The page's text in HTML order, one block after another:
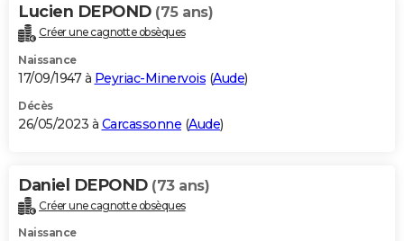
Lucien DEPOND (75 ans)
Créer une cagnotte obsèques
Naissance
17/09/1947 à Peyriac-Minervois (Aude)
Décès
26/05/2023 à Carcassonne (Aude)
Daniel DEPOND (73 ans)
Créer une cagnotte obsèques
Naissance